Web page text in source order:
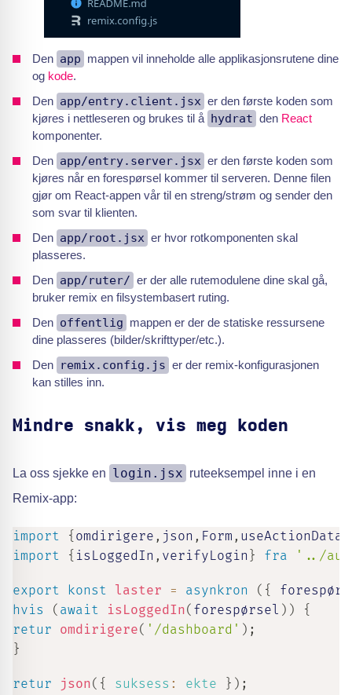
Den app mappen vil inneholde alle applikasjonsrutene dine
og kode.
Den app/entry.client.jsx er den første koden som
kjøres i nettleseren og brukes til å hydrat den React
komponenter.
Den app/entry.server.jsx er den første koden som
kjøres når en forespørsel kommer til serveren. Denne filen
gjør om React-appen vår til en streng/strøm og sender den
som svar til klienten.
Den app/root.jsx er hvor rotkomponenten skal
plasseres.
Den app/ruter/ er der alle rutemodulene dine skal gå,
bruker remix en filsystembasert ruting.
Den offentlig mappen er der de statiske ressursene
dine plasseres (bilder/skrifttyper/etc.).
Den remix.config.js er der remix-konfigurasjonen
kan stilles inn.
Mindre snakk, vis meg koden
La oss sjekke en login.jsx ruteeksempel inne i en
Remix-app:
import { omdirigere , json , Form , useActionData
import
{ isLoggedIn , verifyLogin } fra '../
export konst laster = asynkron ( {
hvis
( await isLoggedIn( forespørsel ) )
{
retur omdirigere( '/dashboard' ) ;
}
retur json( { suksess : ekte } ) ;